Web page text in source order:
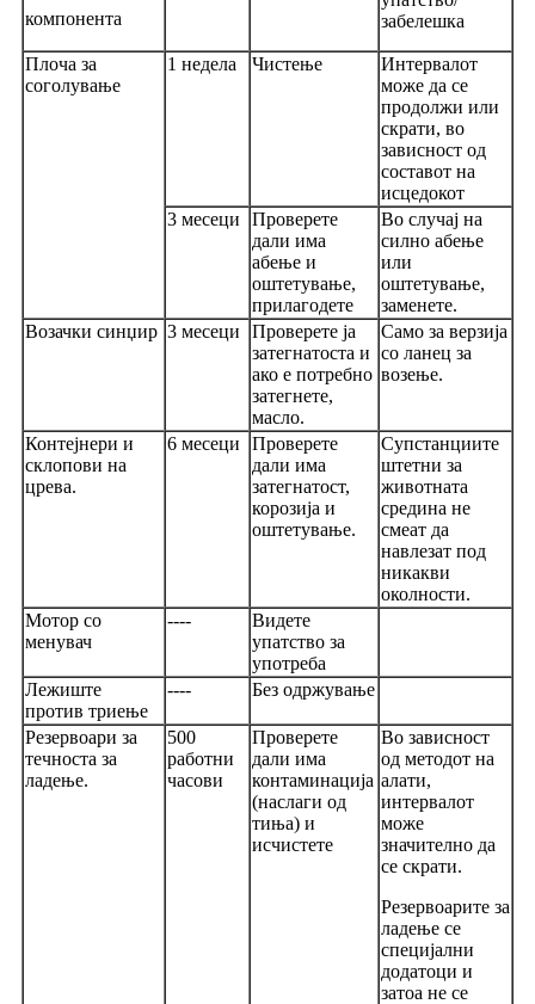
компонента
забелешка
Плоча за
соголување
1 недела Чистење
Интервалот
може да се
продолжи или
скрати, во
зависност од
составот на
исцедокот
3 месеци
Проверете
дали има
абење и
оштетување,
прилагодете
Во случај на
силно абење
или
оштетување,
заменете.
Возачки синџир 3 месеци
Проверете ја
затегнатоста и
ако е потребно
затегнете,
масло.
Само за верзија
со ланец за
возење.
Контејнери и
склопови на
црева.
6 месеци
Проверете
дали има
затегнатост,
корозија и
оштетување.
Супстанциите
штетни за
животната
средина не
смеат да
навлезат под
никакви
околности.
Мотор со
менувач
----
Видете
упатство за
употреба
Лежиште
против триење
---- Без одржување
Резервоари за
течноста за
ладење.
500
работни
часови
Проверете
дали има
контаминација
(наслаги од
тиња) и
исчистете
Во зависност
од методот на
алати,
интервалот
може
значително да
се скрати.
Резервоарите за
ладење се
специјални
додатоци и
затоа не се